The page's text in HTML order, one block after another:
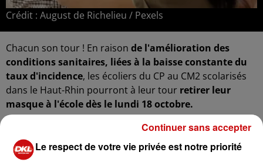
Crédit : August de Richelieu / Pexels
Chacun son tour ! En raison de l'amélioration des
conditions sanitaires, liées à la baisse constante du
taux d'incidence, les écoliers du CP au CM2 scolarisés
dans le Haut-Rhin pourront à leur tour retirer leur
masque à l'école dès le lundi 18 octobre.
L'information a été confirmée dans la nuit de mercredi à
jeudi par un
Le respect de votre vie privée est notre priorité
Continuer sans accepter